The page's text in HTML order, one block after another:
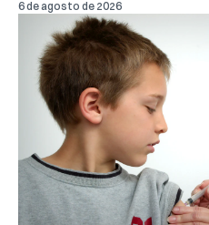
6 de agosto de 2026